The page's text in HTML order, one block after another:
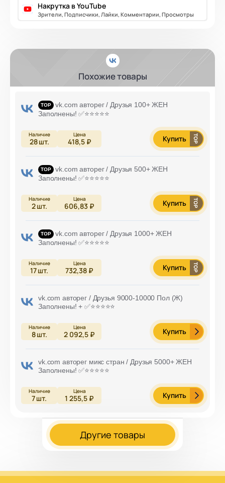
Накрутка в YouTube
Зрители, Подписчики, Лайки, Комментарии, Просмотры
Похожие товары
vk.com авторег / Друзья 100+ ЖЕН
Заполнены! ✅⭐️⭐️⭐️⭐️⭐️
28шт. 418,5 ₽ Купить
vk.com авторег / Друзья 500+ ЖЕН
Заполнены! ✅⭐️⭐️⭐️⭐️⭐️
2шт. 606,83 ₽ Купить
vk.com авторег / Друзья 1000+ ЖЕН
Заполнены! ✅⭐️⭐️⭐️⭐️⭐️
17шт. 732,38 ₽ Купить
vk.com авторег / Друзья 9000-10000 Пол (Ж)
Заполнены! + ✅⭐️⭐️⭐️⭐️⭐️
8шт. 2 092,5 ₽ Купить
vk.com авторег микс стран / Друзья 5000+ ЖЕН
Заполнены! ✅⭐️⭐️⭐️⭐️⭐️
7шт. 1 255,5 ₽ Купить
Другие товары